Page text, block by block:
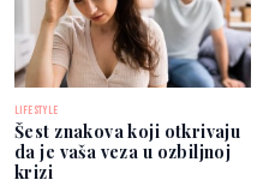
LIFESTYLE
Šest znakova koji otkrivaju
da je vaša veza u ozbiljnoj
krizi